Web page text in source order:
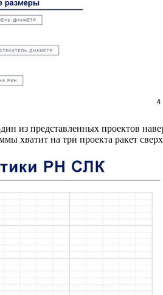
из представленных проектов
хватит на три проекта ракет